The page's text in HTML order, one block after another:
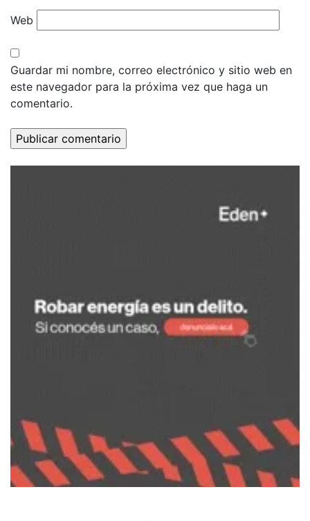
Web
Guardar mi nombre, correo electrónico y sitio web en
este navegador para la próxima vez que haga un
comentario.